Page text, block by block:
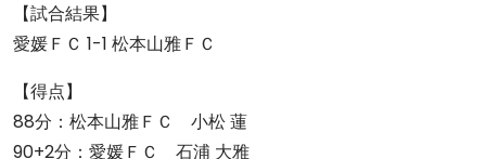
【試合結果】
愛媛ＦＣ 1-1 松本山雅ＦＣ
【得点】
88分：松本山雅ＦＣ 小松 蓮
90+2分：愛媛ＦＣ 石浦 大雅